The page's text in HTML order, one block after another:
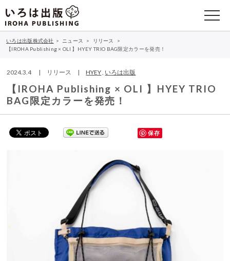
いろは出版株式会社 > ニュース > リリース
>
【IROHA Publishing × OLI 】HYEY TRIO BAG限定カラーを発売！
2024.3.4 | リリース |HYEY, いろは出版
【IROHA Publishing × OLI 】HYEY TRIO
BAG限定カラーを発売！
保存